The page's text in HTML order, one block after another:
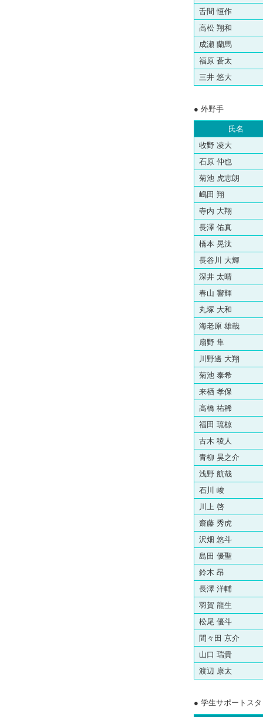
舌間 恒作
高松 翔和
成瀬 蘭馬
福原 蒼太
三井 悠大
● 外野手
氏名
牧野 凌大
石原 仲也
菊池 虎志朗
嶋田 翔
寺内 大翔
長澤 佑真
橋本 晃汰
長谷川 大輝
深井 太晴
春山 響輝
丸塚 大和
海老原 雄哉
扇野 隼
川野邊 大翔
菊池 泰希
来栖 孝保
高橋 祐稀
福田 琉椋
古木 稜人
青柳 昊之介
浅野 航哉
石川 峻
川上 啓
齋藤 秀虎
沢畑 悠斗
島田 優聖
鈴木 昂
長澤 洋輔
羽賀 龍生
松尾 優斗
間々田 京介
山口 瑞貴
渡辺 康太
● 学生サポートス